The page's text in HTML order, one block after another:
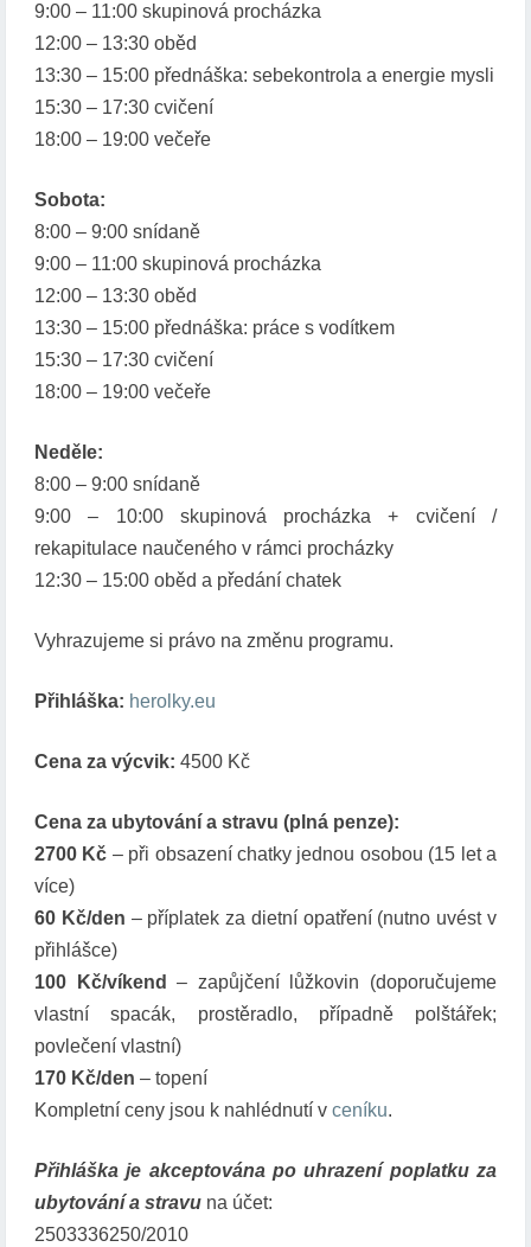
9:00 – 11:00 skupinová procházka
12:00 – 13:30 oběd
13:30 – 15:00 přednáška: sebekontrola a energie mysli
15:30 – 17:30 cvičení
18:00 – 19:00 večeře
Sobota:
8:00 – 9:00 snídaně
9:00 – 11:00 skupinová procházka
12:00 – 13:30 oběd
13:30 – 15:00 přednáška: práce s vodítkem
15:30 – 17:30 cvičení
18:00 – 19:00 večeře
Neděle:
8:00 – 9:00 snídaně
9:00 – 10:00 skupinová procházka + cvičení /
rekapitulace naučeného v rámci procházky
12:30 – 15:00 oběd a předání chatek
Vyhrazujeme si právo na změnu programu.
Přihláška: herolky.eu
Cena za výcvik: 4500 Kč
Cena za ubytování a stravu (plná penze):
2700 Kč – při obsazení chatky jednou osobou (15 let a
více)
60 Kč/den – příplatek za dietní opatření (nutno uvést v
přihlášce)
100 Kč/víkend
– zapůjčení lůžkovin (doporučujeme
vlastní spacák, prostěradlo, případně polštářek;
povlečení vlastní)
170 Kč/den – topení
Kompletní ceny jsou k nahlédnutí v ceníku.
Přihláška je akceptována po uhrazení poplatku za
ubytování a stravu na účet:
2503336250/2010